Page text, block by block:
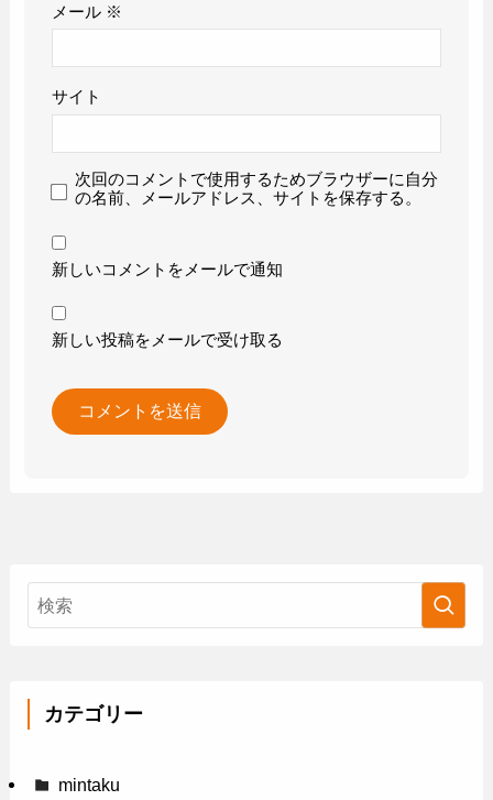
メール ※
サイト
次回のコメントで使用するためブラウザーに自分
の名前、メールアドレス、サイトを保存する。
新しいコメントをメールで通知
新しい投稿をメールで受け取る
カテゴリー
mintaku